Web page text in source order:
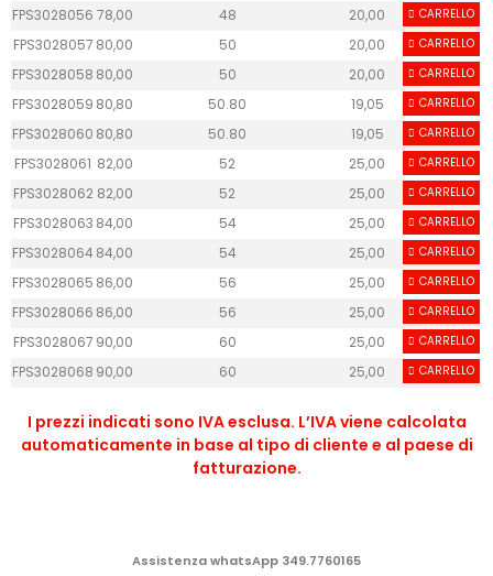
FPS3028056 78,00 48 20,00 50
CARRELLO
FPS3028057 80,00 50 20,00 50
CARRELLO
FPS3028058 80,00 50 20,00 50
CARRELLO
FPS3028059 80,80 50.80 19,05 50
CARRELLO
FPS3028060 80,80 50.80 19,05 50
CARRELLO
FPS3028061 82,00 52 25,00 55
CARRELLO
FPS3028062 82,00 52 25,00 55
CARRELLO
FPS3028063 84,00 54 25,00 55
CARRELLO
FPS3028064 84,00 54 25,00 55
CARRELLO
FPS3028065 86,00 56 25,00 55
CARRELLO
FPS3028066 86,00 56 25,00 55
CARRELLO
FPS3028067 90,00 60 25,00 55
CARRELLO
FPS3028068 90,00 60 25,00 55
CARRELLO
I prezzi indicati sono IVA esclusa. L’IVA viene calcolata
automaticamente in base al tipo di cliente e al paese di
fatturazione.
Assistenza whatsApp 349.7760165